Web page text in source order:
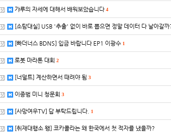
갸루의 자세에 대해서 배워보았습니다 4
[소탐대실] USB '추출' 없이 바로 뽑으면 정말 데이터 다 날아갈까
[빠더너스 BDNS] 입금 바랍니다 EP1 이광수 1
로봇 마라톤 대회 2
[너덜트] 계산하면서 때려야 됨 3
이종범 미니 청문회 3
[사망여우TV] 답 부탁드립니다. 1
[취재대행소 왱] 코카콜라는 왜 한국에서 첫 적자를 냈을까?